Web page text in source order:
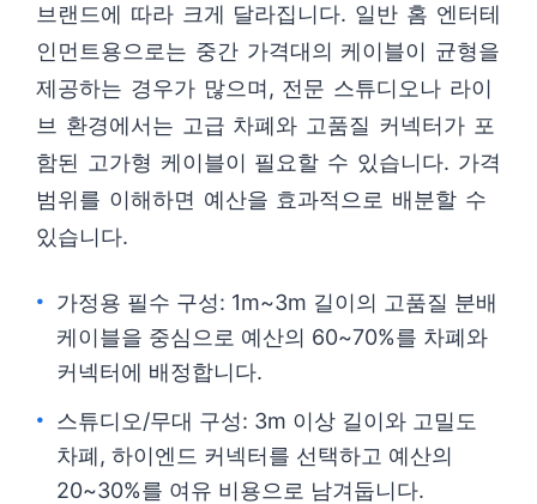
브랜드에 따라 크게 달라집니다. 일반 홈 엔터테
인먼트용으로는 중간 가격대의 케이블이 균형을
제공하는 경우가 많으며, 전문 스튜디오나 라이
브 환경에서는 고급 차폐와 고품질 커넥터가 포
함된 고가형 케이블이 필요할 수 있습니다. 가격
범위를 이해하면 예산을 효과적으로 배분할 수
있습니다.
가정용 필수 구성: 1m~3m 길이의 고품질 분배
케이블을 중심으로 예산의 60~70%를 차폐와
커넥터에 배정합니다.
스튜디오/무대 구성: 3m 이상 길이와 고밀도
차폐, 하이엔드 커넥터를 선택하고 예산의
20~30%를 여유 비용으로 남겨둡니다.